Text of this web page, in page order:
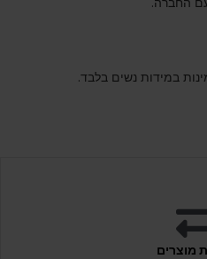
במידות נשים בלבד.
מוצרים